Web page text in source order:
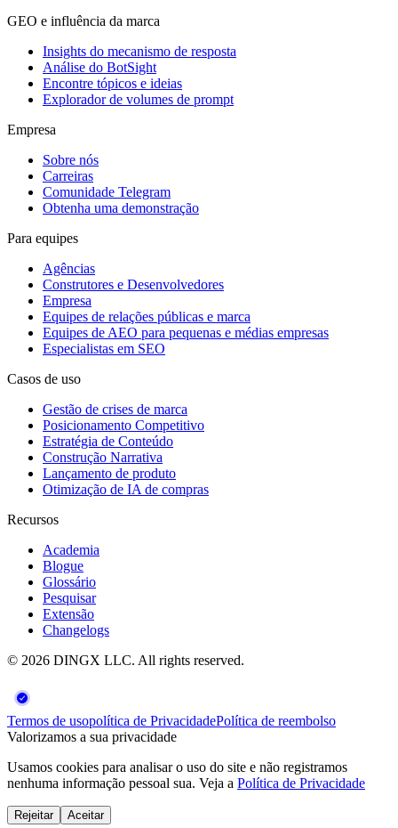
GEO e influência da marca
Insights do mecanismo de resposta
Análise do BotSight
Encontre tópicos e ideias
Explorador de volumes de prompt
Empresa
Sobre nós
Carreiras
Comunidade Telegram
Obtenha uma demonstração
Para equipes
Agências
Construtores e Desenvolvedores
Empresa
Equipes de relações públicas e marca
Equipes de AEO para pequenas e médias empresas
Especialistas em SEO
Casos de uso
Gestão de crises de marca
Posicionamento Competitivo
Estratégia de Conteúdo
Construção Narrativa
Lançamento de produto
Otimização de IA de compras
Recursos
Academia
Blogue
Glossário
Pesquisar
Extensão
Changelogs
© 2026 DINGX LLC. All rights reserved.
Termos de usopolítica de PrivacidadePolítica de reembolso
Valorizamos a sua privacidade
Usamos cookies para analisar o uso do site e não registramos
nenhuma informação pessoal sua. Veja a Política de Privacidade
Rejeitar Aceitar